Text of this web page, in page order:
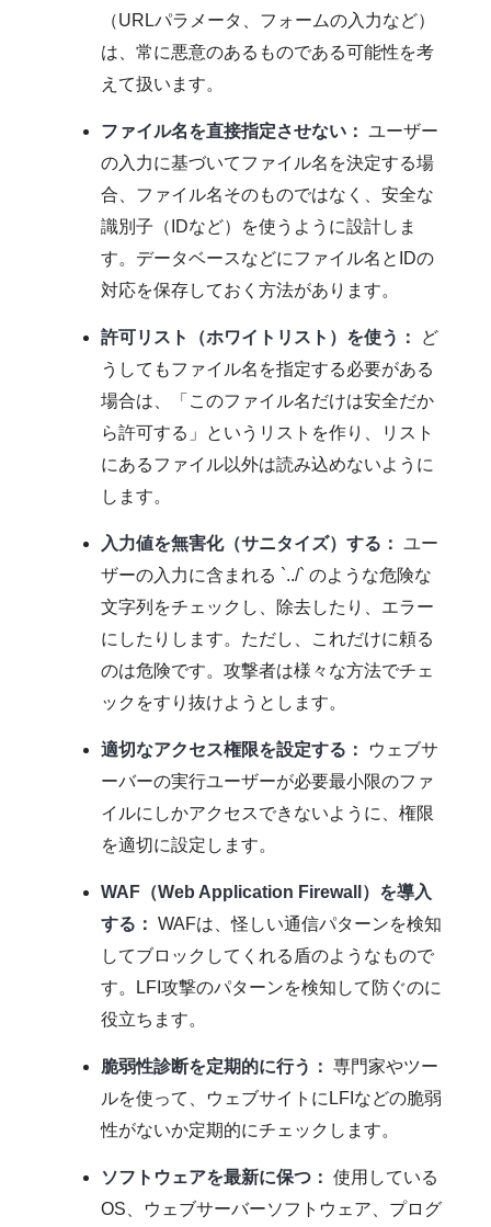
（URLパラメータ、フォームの入力など）
は、常に悪意のあるものである可能性を考
えて扱います。
ファイル名を直接指定させない： ユーザー
の入力に基づいてファイル名を決定する場
合、ファイル名そのものではなく、安全な
識別子（IDなど）を使うように設計しま
す。データベースなどにファイル名とIDの
対応を保存しておく方法があります。
許可リスト（ホワイトリスト）を使う：
ど
うしてもファイル名を指定する必要がある
場合は、「このファイル名だけは安全だか
ら許可する」というリストを作り、リスト
にあるファイル以外は読み込めないように
します。
入力値を無害化（サニタイズ）する： ユー
ザーの入力に含まれる `../` のような危険な
文字列をチェックし、除去したり、エラー
にしたりします。ただし、これだけに頼る
のは危険です。攻撃者は様々な方法でチェ
ックをすり抜けようとします。
適切なアクセス権限を設定する：
ウェブサ
ーバーの実行ユーザーが必要最小限のファ
イルにしかアクセスできないように、権限
を適切に設定します。
WAF（Web Application Firewall）を導入
する： WAFは、怪しい通信パターンを検知
してブロックしてくれる盾のようなもので
す。LFI攻撃のパターンを検知して防ぐのに
役立ちます。
脆弱性診断を定期的に行う： 専門家やツー
ルを使って、ウェブサイトにLFIなどの脆弱
性がないか定期的にチェックします。
ソフトウェアを最新に保つ： 使用している
OS、ウェブサーバーソフトウェア、プログ